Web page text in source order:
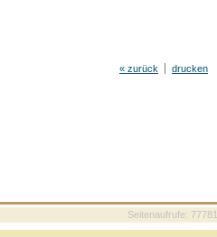
drucken
« zurück
Seitenaufrufe: 77781